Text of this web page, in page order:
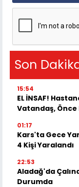
Son
15:54
EL İNSAF!
Vatandaş,
01:17
Kars'ta Gece
4 Kişi Yaralandı
22:53
Aladağ'da
Durumda